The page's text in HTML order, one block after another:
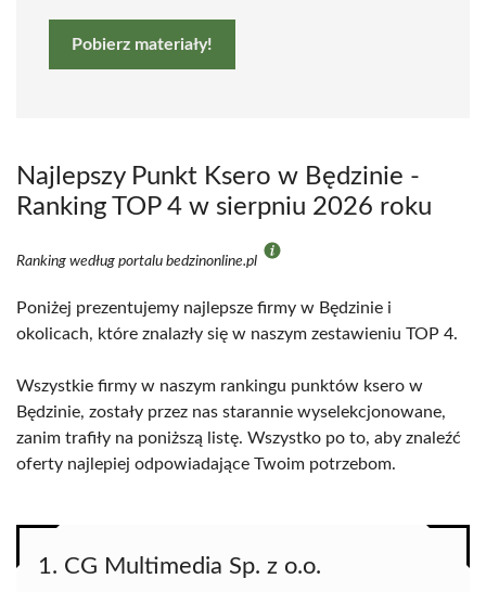
Pobierz materiały!
Najlepszy Punkt Ksero w Będzinie -
Ranking TOP 4 w sierpniu 2026 roku
Ranking według portalu bedzinonline.pl
Poniżej prezentujemy najlepsze firmy w Będzinie i
okolicach, które znalazły się w naszym zestawieniu TOP 4.
Wszystkie firmy w naszym rankingu punktów ksero w
Będzinie, zostały przez nas starannie wyselekcjonowane,
zanim trafiły na poniższą listę. Wszystko po to, aby znaleźć
oferty najlepiej odpowiadające Twoim potrzebom.
1. CG Multimedia Sp. z o.o.